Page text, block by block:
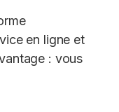
en ligne et
: vous